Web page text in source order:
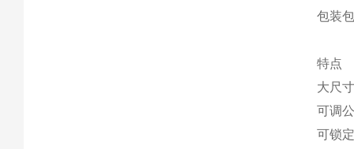
包装
特点
大尺
可调
可锁